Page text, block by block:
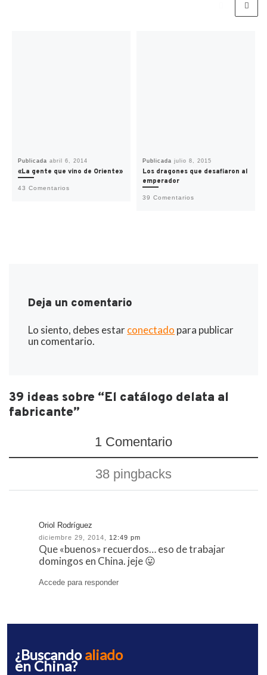
Publicadaabril 6, 2014
«La gente que vino de Oriente»
43 Comentarios
Publicadajulio 8, 2015
Los dragones que desafiaron al
emperador
39 Comentarios
Deja un comentario
Lo siento, debes estarconectado para publicar
un comentario.
39 ideas sobre “El catálogo delata al
fabricante”
1 Comentario
38 pingbacks
Oriol Rodríguez
diciembre 29, 2014, 12:49 pm
Que «buenos» recuerdos… eso de trabajar
domingos en China. jeje 😛
Accede para responder
¿Buscandoaliado
en China?